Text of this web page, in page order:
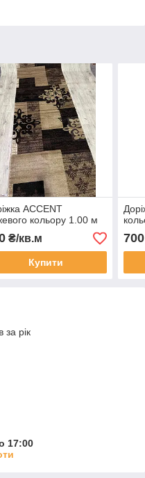
ACCENT
кольору 1.00 м
₴/кв.м
Купити
700
за рік
17:00